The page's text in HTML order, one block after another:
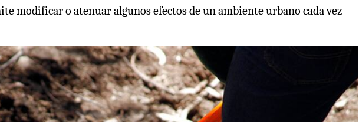
modificar o atenuar algunos efectos de un ambiente urbano cada vez